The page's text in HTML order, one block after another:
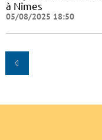
à Nîmes
05/08/2025 18:50